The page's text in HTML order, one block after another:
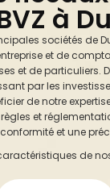
à
sociétés de
et de
et de particuliers.
par les
de notre
et
et une
de